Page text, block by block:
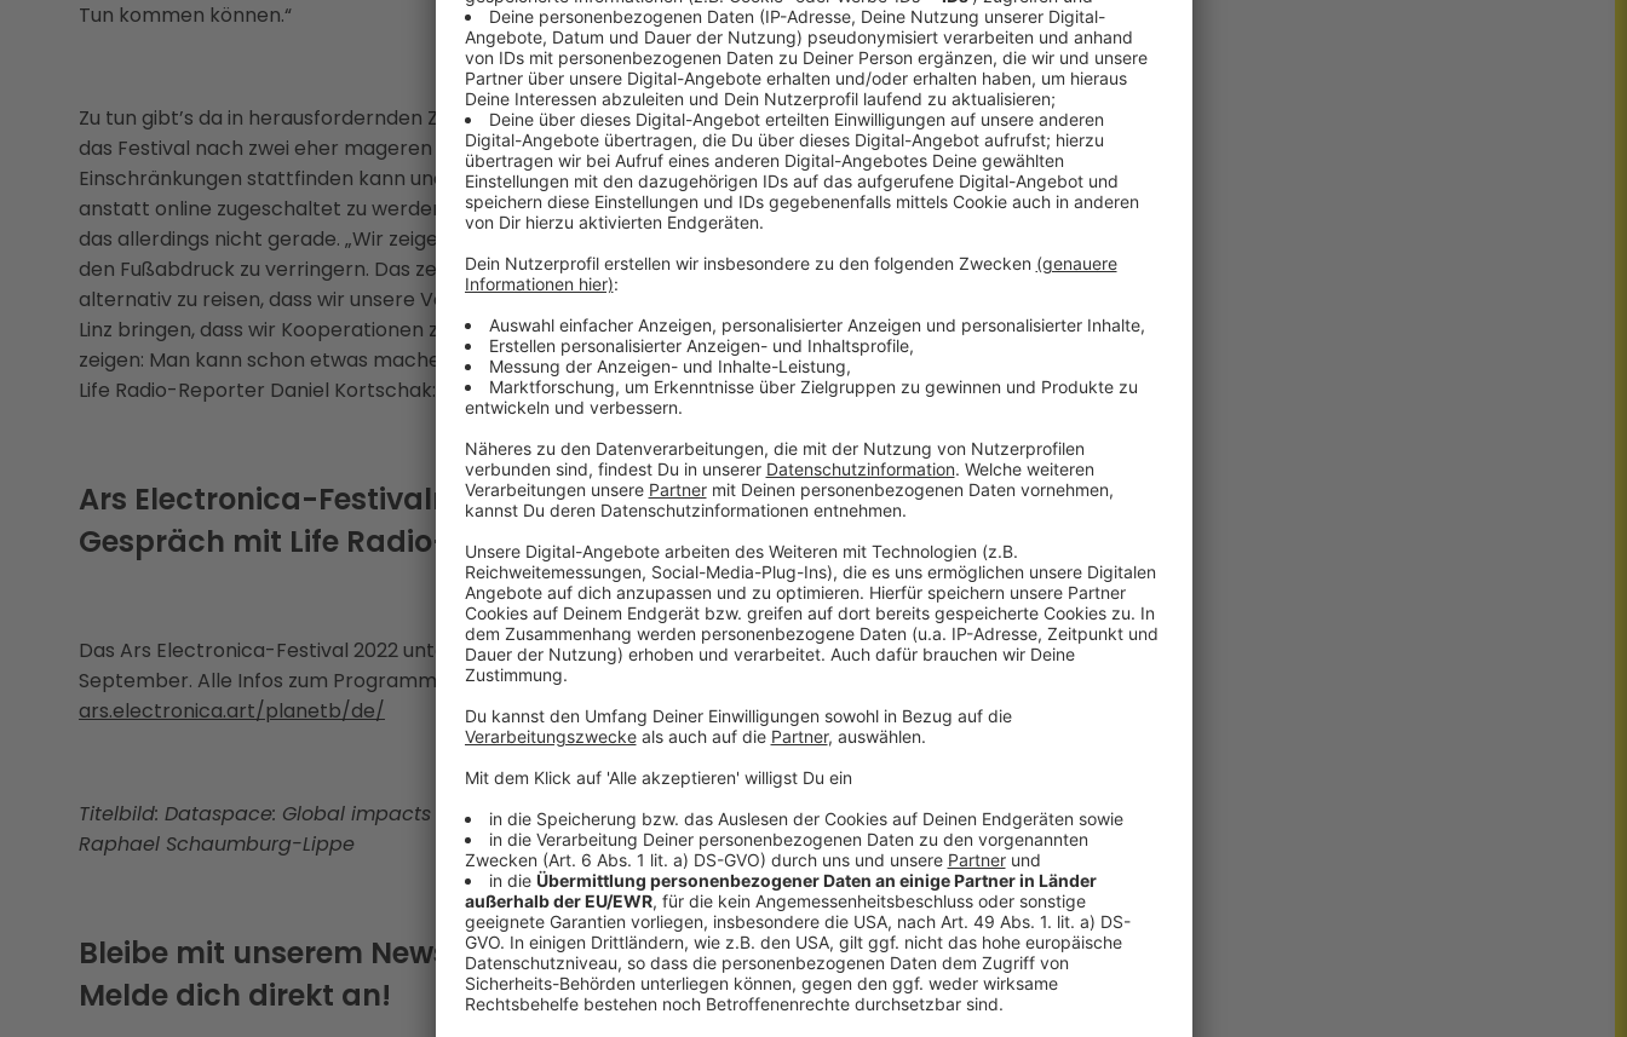
Tun kommen können.“
Zu tun gibt’s da in herausfordernden Zeiten wie diesen mehr als genug. Da trifft es sich gut, dass
das Festival nach zwei eher mageren Corona-Jahren endlich wieder ohne größere
Einschränkungen stattfinden kann und die meisten Teilnehmer wieder selbst nach Linz kommen,
anstatt online zugeschaltet zu werden. Den ökologischen Fußabdruck des Festivals verkleinert
das allerdings nicht gerade. „Wir zeigen aber als Festival, dass es tatsächlich möglich ist, auch
den Fußabdruck zu verringern. Das zeigt sich darin, dass wir die Besucher:innen ermutigen,
alternativ zu reisen, dass wir unsere Vortragenden und Künstler:innen vorwiegend per Bahn nach
Linz bringen, dass wir Kooperationen zu Recycling in Linz eingehen und noch andere Beispiele, die
zeigen: Man kann schon etwas machen“, sagt Festival-Managerin Veronika Liebl im Gespräch mit
Life Radio-Reporter Daniel Kortschak:
Ars Electronica-Festivalmanagerin Veronika Liebl im
Gespräch mit Life Radio-Redakteur Daniel Kortschak
Das Ars Electronica-Festival 2022 unter dem Titel „Welcome to Planet B“ läuft vom 7. bis 11.
September. Alle Infos zum Programm gibt’s auf der Festival-Homepage:
ars.electronica.art/planetb/de/
Titelbild: Dataspace: Global impacts of the Russian war on Ukraine – Foto: Ars Electronica /
Raphael Schaumburg-Lippe
Bleibe mit unserem Newsletter immer auf dem Laufenden.
Melde dich direkt an!